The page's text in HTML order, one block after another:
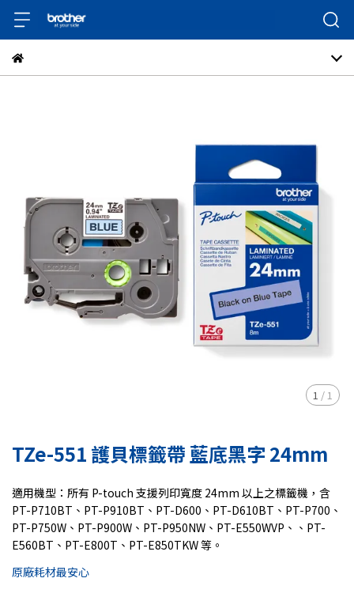
1 / 1
TZe-551 護貝標籤帶 藍底黑字 24mm
適用機型：所有 P-touch 支援列印寬度 24mm 以上之標籤機，含
PT-P710BT、PT-P910BT、PT-D600、PT-D610BT、PT-P700、
PT-P750W、PT-P900W、PT-P950NW、PT-E550WVP、、PT-
E560BT、PT-E800T、PT-E850TKW 等。
原廠耗材最安心